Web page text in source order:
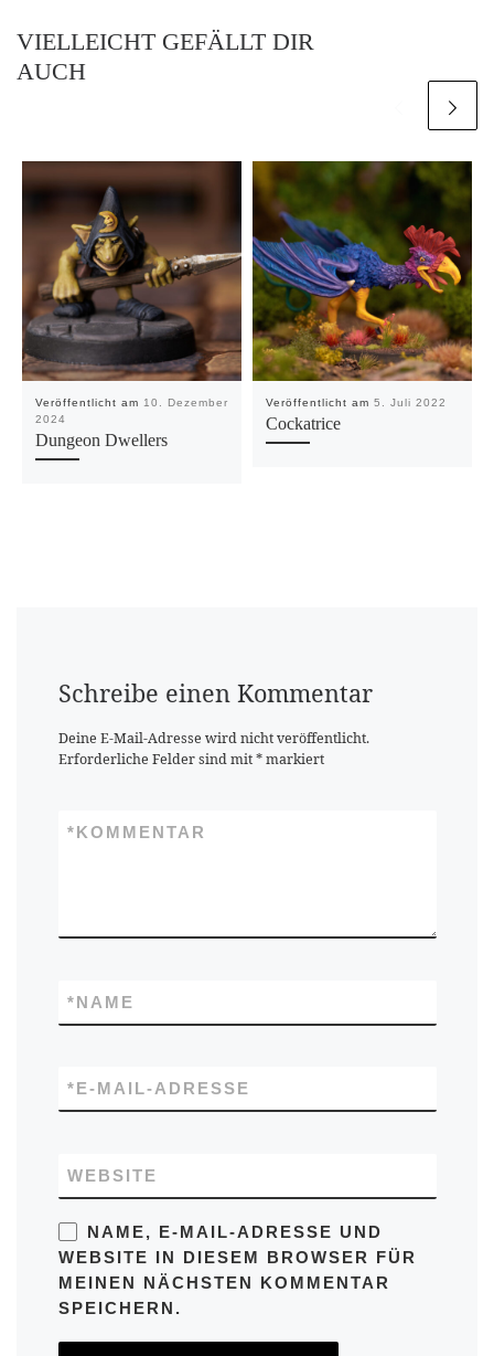
VIELLEICHT GEFÄLLT DIR
AUCH
Veröffentlicht am 10. Dezember
2024
Dungeon Dwellers
Veröffentlicht am 5. Juli 2022
Cockatrice
Schreibe einen Kommentar
Deine E-Mail-Adresse wird nicht veröffentlicht.
Erforderliche Felder sind mit*markiert
KOMMENTAR
*
NAME
*
E-MAIL-ADRESSE
*
WEBSITE
NAME, E-MAIL-ADRESSE UND
WEBSITE IN DIESEM BROWSER FÜR
MEINEN NÄCHSTEN KOMMENTAR
SPEICHERN.